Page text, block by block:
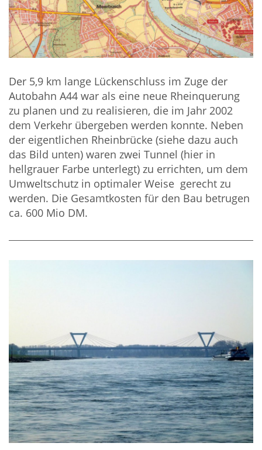
Der 5,9 km lange Lückenschluss im Zuge der
Autobahn A44 war als eine neue Rheinquerung
zu planen und zu realisieren, die im Jahr 2002
dem Verkehr übergeben werden konnte. Neben
der eigentlichen Rheinbrücke (siehe dazu auch
das Bild unten) waren zwei Tunnel (hier in
hellgrauer Farbe unterlegt) zu errichten, um dem
Umweltschutz in optimaler Weise gerecht zu
werden. Die Gesamtkosten für den Bau betrugen
ca. 600 Mio DM.